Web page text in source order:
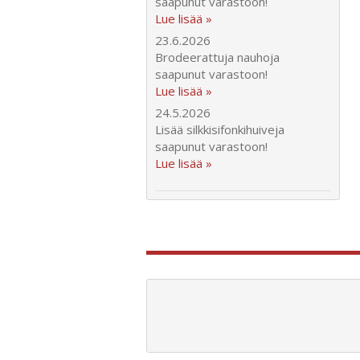
Lue lisää »
23.6.2026
Brodeerattuja nauhoja
saapunut varastoon!
Lue lisää »
24.5.2026
Lisää silkkisifonkihuiveja
saapunut varastoon!
Lue lisää »